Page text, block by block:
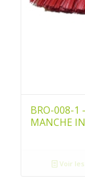
BRO-008-1
MANCHE
Voir